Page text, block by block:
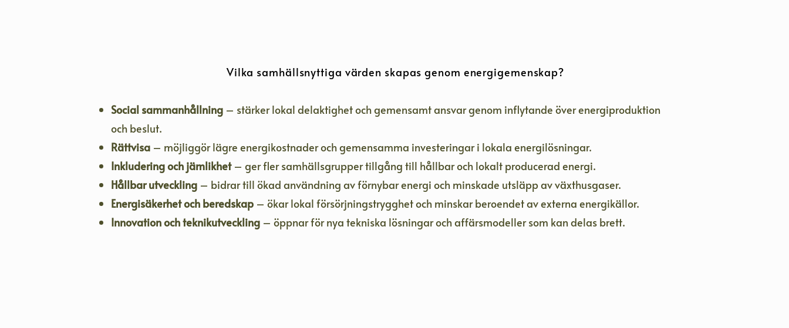
Vilka samhällsnyttiga värden skapas genom energigemenskap?
Social sammanhållning – stärker lokal delaktighet och gemensamt ansvar genom inflytande över energiproduktion
och beslut.
Rättvisa – möjliggör lägre energikostnader och gemensamma investeringar i lokala energilösningar.
Inkludering och jämlikhet– ger fler samhällsgrupper tillgång till hållbar och lokalt producerad energi.
Hållbar utveckling – bidrar till ökad användning av förnybar energi och minskade utsläpp av växthusgaser.
Energisäkerhet och beredskap – ökar lokal försörjningstrygghet och minskar beroendet av externa energikällor.
Innovation och teknikutveckling – öppnar för nya tekniska lösningar och affärsmodeller som kan delas brett.